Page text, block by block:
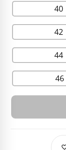
40
42
44
46